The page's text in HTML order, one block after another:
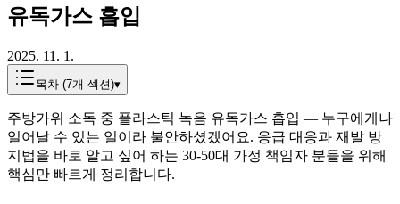
유독가스 흡입
2025. 11. 1.
목차 (7개 섹션)▾
주방가위 소독 중 플라스틱 녹음 유독가스 흡입 — 누구에게나
일어날 수 있는 일이라 불안하셨겠어요. 응급 대응과 재발 방
지법을 바로 알고 싶어 하는 30-50대 가정 책임자 분들을 위해
핵심만 빠르게 정리합니다.